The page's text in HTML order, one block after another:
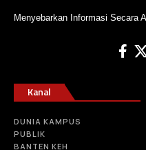
Menyebarkan Informasi Secara
Kanal
DUNIA KAMPUS
PUBLIK
BANTEN KEH